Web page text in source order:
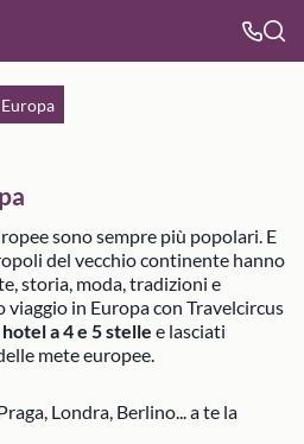
Europa
sono sempre più popolari. E
del vecchio continente hanno
storia, moda, tradizioni e
in Europa con Travelcircus
hotel a 4 e 5 stelle e lasciati
mete europee.
Londra, Berlino... a te la